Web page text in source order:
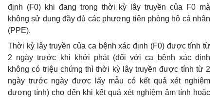
định (F0) khi đang trong thời kỳ lây truyền của F0 mà
không sử dụng đầy đủ các phương tiện phòng hộ cá nhân
(PPE).
Thời kỳ lây truyền của ca bệnh xác định (F0) được tính từ
2 ngày trước khi khởi phát (đối với ca bệnh xác định
không có triệu chứng thì thời kỳ lây truyền được tính từ 2
ngày trước ngày được lấy mẫu có kết quả xét nghiệm
dương tính) cho đến khi kết quả xét nghiệm âm tính hoặc